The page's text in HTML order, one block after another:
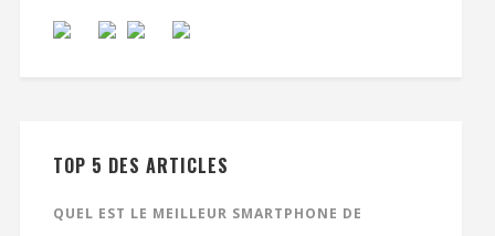
TOP 5 DES ARTICLES
QUEL EST LE MEILLEUR SMARTPHONE DE